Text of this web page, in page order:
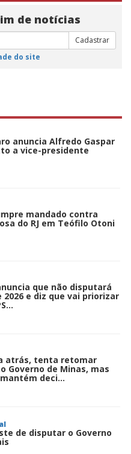
de notícias
Cadastrar
do site
anuncia Alfredo Gaspar
a vice-presidente
mandado contra
do RJ em Teófilo Otoni
que não disputará
2026 e diz que vai priorizar
atrás, tenta retomar
Governo de Minas, mas
deci...
de disputar o Governo